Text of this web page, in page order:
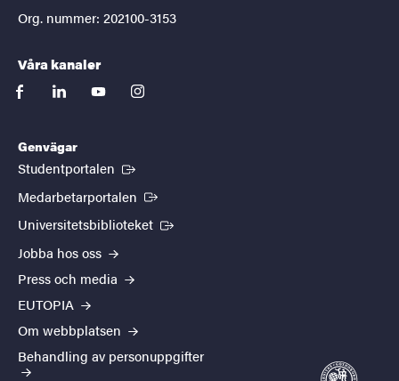
Org. nummer: 202100-3153
Våra kanaler
facebooklinkedinyoutubeinstagram
Genvägar
Studentportalen (Extern länk)
Medarbetarportalen (Extern länk)
Universitetsbiblioteket (Extern länk)
Jobba hos oss
Press och media
EUTOPIA
Om webbplatsen
Behandling av personuppgifter